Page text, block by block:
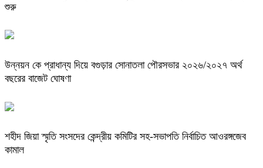
শুরু
উন্নয়ন কে প্রাধান্য দিয়ে বগুড়ার সোনাতলা পৌরসভার ২০২৬/২০২৭ অর্থ
বছরের বাজেট ঘোষণা
শহীদ জিয়া স্মৃতি সংসদের কেন্দ্রীয় কমিটির সহ-সভাপতি নির্বাচিত আওরঙ্গজেব
কামাল